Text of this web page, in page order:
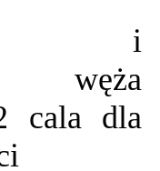
i
węża
cala dla